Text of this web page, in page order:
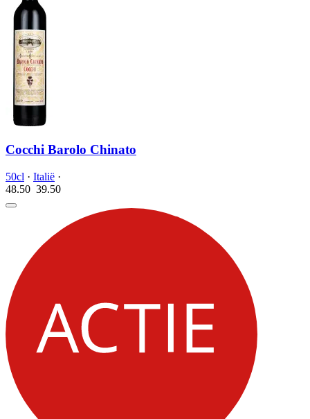
Cocchi Barolo Chinato
50cl · Italië ·
48.50 39.50